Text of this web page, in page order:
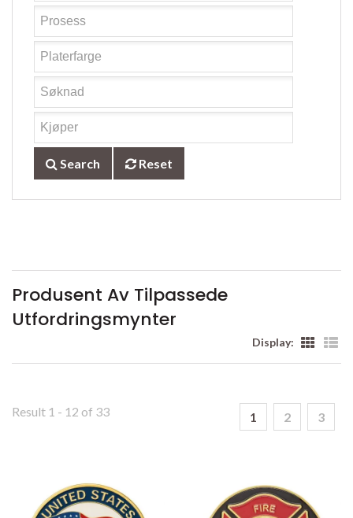
Search Reset
Produsent Av Tilpassede
Utfordringsmynter
Display:
Result 1 - 12 of 33 1 2 3